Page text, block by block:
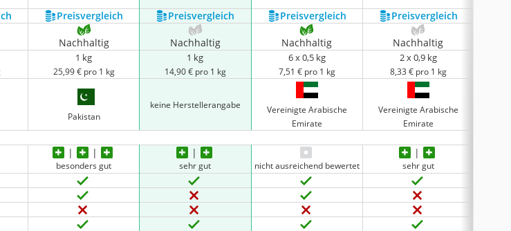
Preis­vergleich Preis­vergleich Preis­vergleich Preis­vergleich
Nachhaltig Nachhaltig Nachhaltig Nachhaltig
1 kg
25,99 € pro 1 kg
1 kg
14,90 € pro 1 kg
6 x 0,5 kg
7,51 € pro 1 kg
2 x 0,9 kg
8,33 € pro 1 kg
Pakistan
keine Herstellerangabe
Vereinigte Arabische
Emirate
Vereinigte Arabische
Emirate
besonders gut sehr gut nicht ausreichend bewertet sehr gut